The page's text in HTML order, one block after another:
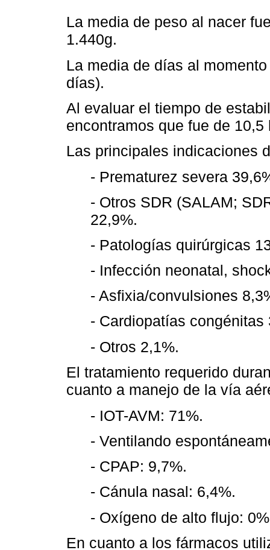
La media de peso al nacer
1.440g.
La media de días al
días).
Al evaluar el tiempo de
encontramos que fue de
Las principales indicaciones
- Prematurez severa
- Otros SDR (SALAM;
22,9%.
- Patologías quirúrgicas
- Infección neonatal,
- Asfixia/convulsiones
- Cardiopatías congénitas
- Otros 2,1%.
El tratamiento requerido
cuanto a manejo de la vía
- IOT-AVM: 71%.
- Ventilando
- CPAP: 9,7%.
- Cánula nasal: 6,4%.
- Oxígeno de alto flujo:
En cuanto a los fármacos